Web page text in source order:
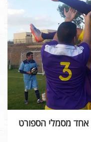
אחד מסמלי הספורט